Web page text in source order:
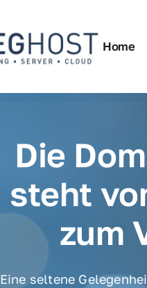
Home
Die
steht
zum
Eine seltene